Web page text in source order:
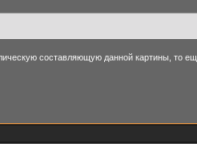
составляющую данной картины, то